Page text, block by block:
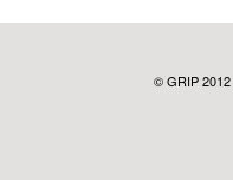
© GRIP 2012